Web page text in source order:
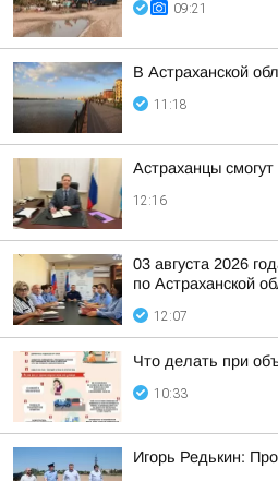
09:21
В Астраханской
11:18
Астраханцы
12:16
03 августа 2026
по Астраханской
12:07
Что делать при
10:33
Игорь Редькин: